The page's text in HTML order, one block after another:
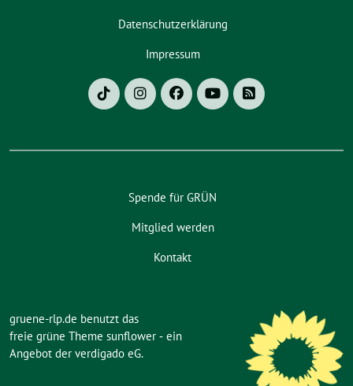
Datenschutzerklärung
Impressum
Spende für GRÜN
Mitglied werden
Kontakt
gruene-rlp.de benutzt das
freie grüne Theme sunflower ‐ ein
Angebot der verdigado eG.